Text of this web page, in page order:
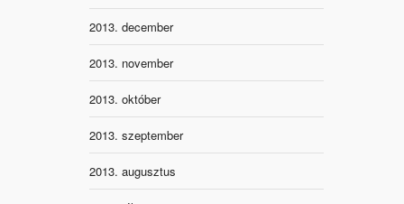
2013. december
2013. november
2013. október
2013. szeptember
2013. augusztus